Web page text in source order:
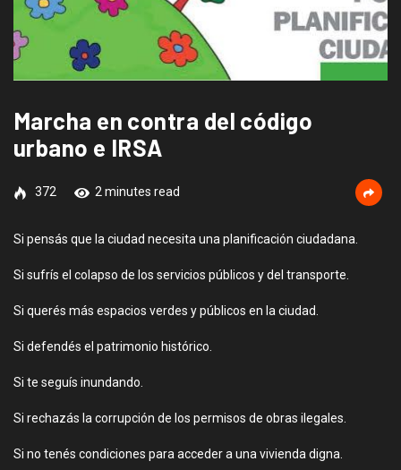
Marcha en contra del código
urbano e IRSA
372 2 minutes read
Si pensás que la ciudad necesita una planificación ciudadana.
Si sufrís el colapso de los servicios públicos y del transporte.
Si querés más espacios verdes y públicos en la ciudad.
Si defendés el patrimonio histórico.
Si te seguís inundando.
Si rechazás la corrupción de los permisos de obras ilegales.
Si no tenés condiciones para acceder a una vivienda digna.